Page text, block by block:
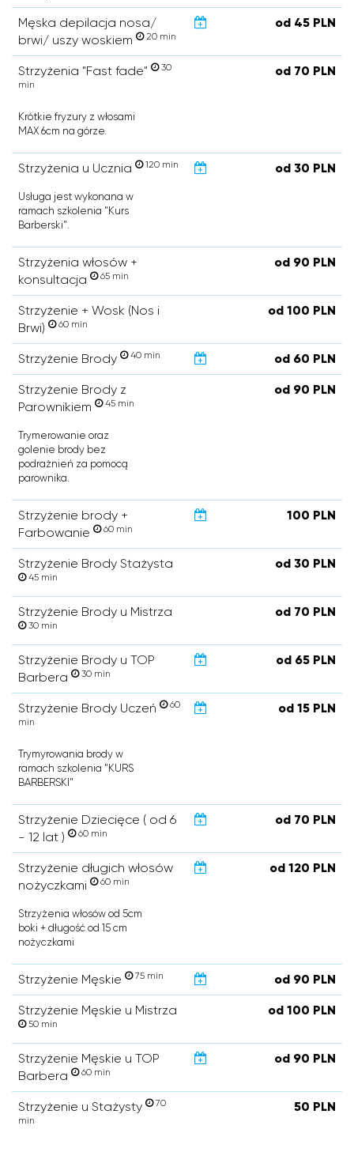
Męska depilacja nosa/
brwi/ uszy woskiem
20 min
od 45 PLN
Strzyżenia "Fast fade"
30
min
od 70 PLN
Krótkie fryzury z włosami
MAX 6cm na górze.
Strzyżenia u Ucznia 120 min od 30 PLN
Usługa jest wykonana w
ramach szkolenia "Kurs
Barberski".
Strzyżenia włosów +
konsultacja
65 min
od 90 PLN
Strzyżenie + Wosk (Nos i
Brwi)
60 min
od 100 PLN
Strzyżenie Brody 40 min od 60 PLN
Strzyżenie Brody z
Parownikiem
45 min
od 90 PLN
Trymerowanie oraz
golenie brody bez
podrażnień za pomocą
parownika.
Strzyżenie brody +
Farbowanie
60 min
100 PLN
Strzyżenie Brody Stażysta
45 min
od 30 PLN
Strzyżenie Brody u Mistrza
30 min
od 70 PLN
Strzyżenie Brody u TOP
Barbera
30 min
od 65 PLN
Strzyżenie Brody Uczeń
60
min
od 15 PLN
Trymyrowania brody w
ramach szkolenia "KURS
BARBERSKI"
Strzyżenie Dziecięce ( od 6
- 12 lat )
60 min
od 70 PLN
Strzyżenie długich włosów
nożyczkami
60 min
od 120 PLN
Strzyżenia włosów od 5cm
boki + długość od 15 cm
nożyczkami
Strzyżenie Męskie 75 min od 90 PLN
Strzyżenie Męskie u Mistrza
50 min
od 100 PLN
Strzyżenie Męskie u TOP
Barbera
60 min
od 90 PLN
Strzyżenie u Stażysty
70
min
50 PLN